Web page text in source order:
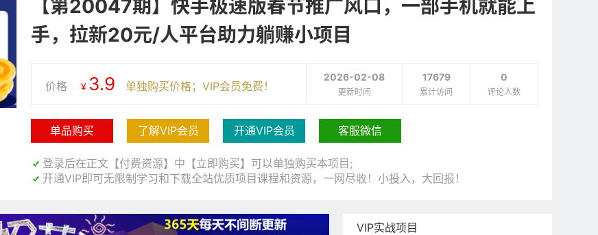
【第20047期】快手极速版春节推广风口，一部手机就能上
手，拉新20元/人平台助力躺赚小项目
价格 ¥ 3.9 单独购买价格；VIP会员免费！
0
评论人数
17679
累计访问
2026-02-08
更新时间
单品购买 了解VIP会员 开通VIP会员 客服微信
 登录后在正文【付费资源】中【立即购买】可以单独购买本项目;
 开通VIP即可无限制学习和下载全站优质项目课程和资源，一网尽收！小投入，大回报！
VIP实战项目